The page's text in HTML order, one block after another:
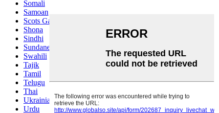
Somali
Samoan
Scots Gaelic
Shona
Sindhi
Sundanese
Swahili
Tajik
Tamil
Telugu
Thai
Ukrainian
Urdu